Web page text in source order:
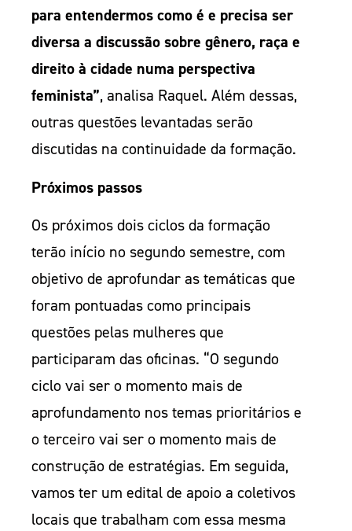
para entendermos como é e precisa ser
diversa a discussão sobre gênero, raça e
direito à cidade numa perspectiva
feminista”, analisa Raquel. Além dessas,
outras questões levantadas serão
discutidas na continuidade da formação.
Próximos passos
Os próximos dois ciclos da formação
terão início no segundo semestre, com
objetivo de aprofundar as temáticas que
foram pontuadas como principais
questões pelas mulheres que
participaram das oficinas. “O segundo
ciclo vai ser o momento mais de
aprofundamento nos temas prioritários e
o terceiro vai ser o momento mais de
construção de estratégias. Em seguida,
vamos ter um edital de apoio a coletivos
locais que trabalham com essa mesma